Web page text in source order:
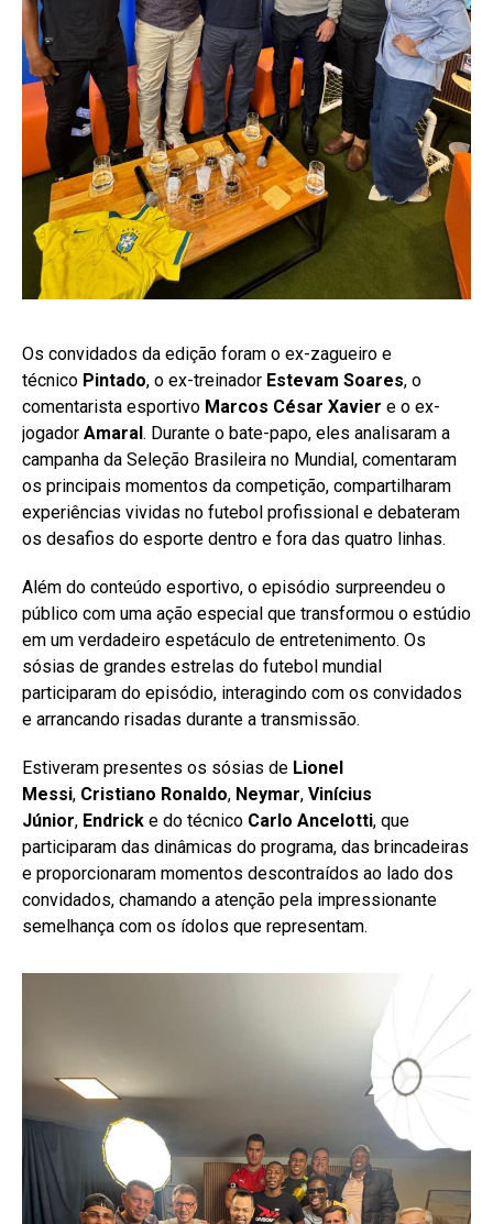
Os convidados da edição foram o ex-zagueiro e
técnico Pintado, o ex-treinador Estevam Soares, o
comentarista esportivo Marcos César Xavier e o ex-
jogador Amaral . Durante o bate-papo, eles analisaram a
campanha da Seleção Brasileira no Mundial, comentaram
os principais momentos da competição, compartilharam
experiências vividas no futebol profissional e debateram
os desafios do esporte dentro e fora das quatro linhas.
Além do conteúdo esportivo, o episódio surpreendeu o
público com uma ação especial que transformou o estúdio
em um verdadeiro espetáculo de entretenimento. Os
sósias de grandes estrelas do futebol mundial
participaram do episódio, interagindo com os convidados
e arrancando risadas durante a transmissão.
Estiveram presentes os sósias de Lionel
Messi, Cristiano Ronaldo, Neymar, Vinícius
Júnior, Endrick e do técnico Carlo Ancelotti, que
participaram das dinâmicas do programa, das brincadeiras
e proporcionaram momentos descontraídos ao lado dos
convidados, chamando a atenção pela impressionante
semelhança com os ídolos que representam.